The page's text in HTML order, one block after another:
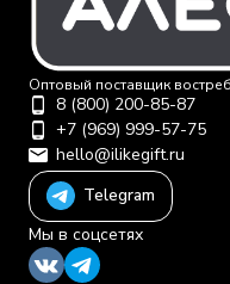
Оптовый поставщик
8 (800) 200-85-87
+7 (969) 999-57-75
hello@ilikegift.ru
Telegram
Мы в соцсетях